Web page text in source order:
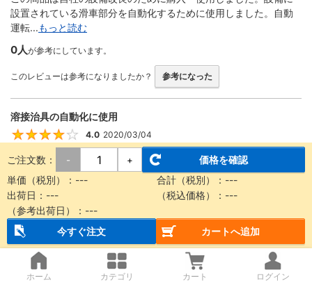
設置されている滑車部分を自動化するために使用しました。自動
運転...もっと読む
0人が参考にしています。
このレビューは参考になりましたか？ 参考になった
溶接治具の自動化に使用
4
4.0 2020/03/04
回転する機構をエアーで動かす際に使用しました。 ストロークが
豊富、形状が細くて設計に組み込みやすい、取り付け金具が便利
な...もっと読む
0人が参考にしています。
このレビューは参考になりましたか？ 参考になった
装置
ご注文数： - +
価格を確認
単価（税別）： --- 合計（税別）： ---
出荷日： --- （税込価格）： ---
（参考出荷日）： ---
今すぐ注文
カートへ追加
ホーム カテゴリ カート ログイン